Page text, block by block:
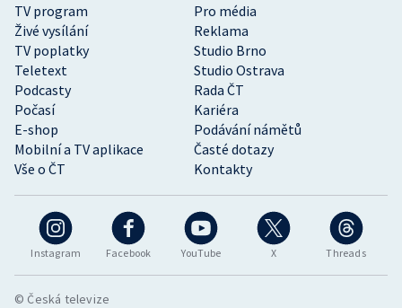
Instagram Facebook YouTube X Threads
TV program
Pro média
Živé vysílání
Reklama
TV poplatky
Studio Brno
Teletext
Studio Ostrava
Podcasty
Rada ČT
Počasí
Kariéra
E-shop
Podávání námětů
Mobilní a TV aplikace
Časté dotazy
Vše o ČT
Kontakty
© Česká televize